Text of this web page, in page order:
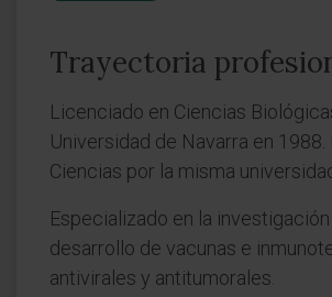
Trayectoria
Licenciado en Ciencias
Universidad de Navarra en
Ciencias por la misma
Especializado en la investigación
desarrollo de vacunas e
antivirales y antitumorales.